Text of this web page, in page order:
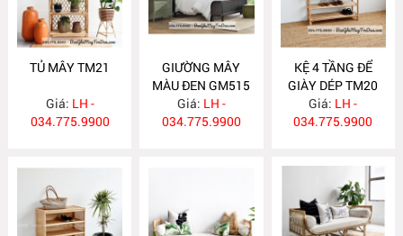
TỦ MÂY TM21
Giá: LH -
034.775.9900
GIƯỜNG MÂY
MÀU ĐEN GM515
Giá: LH -
034.775.9900
KỆ 4 TẦNG ĐỂ
GIÀY DÉP TM20
Giá: LH -
034.775.9900